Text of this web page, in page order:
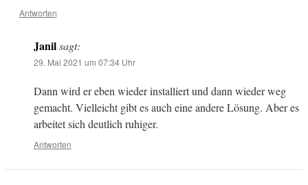
Antworten
Janil sagt:
29. Mai 2021 um 07:34 Uhr
Dann wird er eben wieder installiert und dann wieder weg
gemacht. Vielleicht gibt es auch eine andere Lösung. Aber es
arbeitet sich deutlich ruhiger.
Antworten